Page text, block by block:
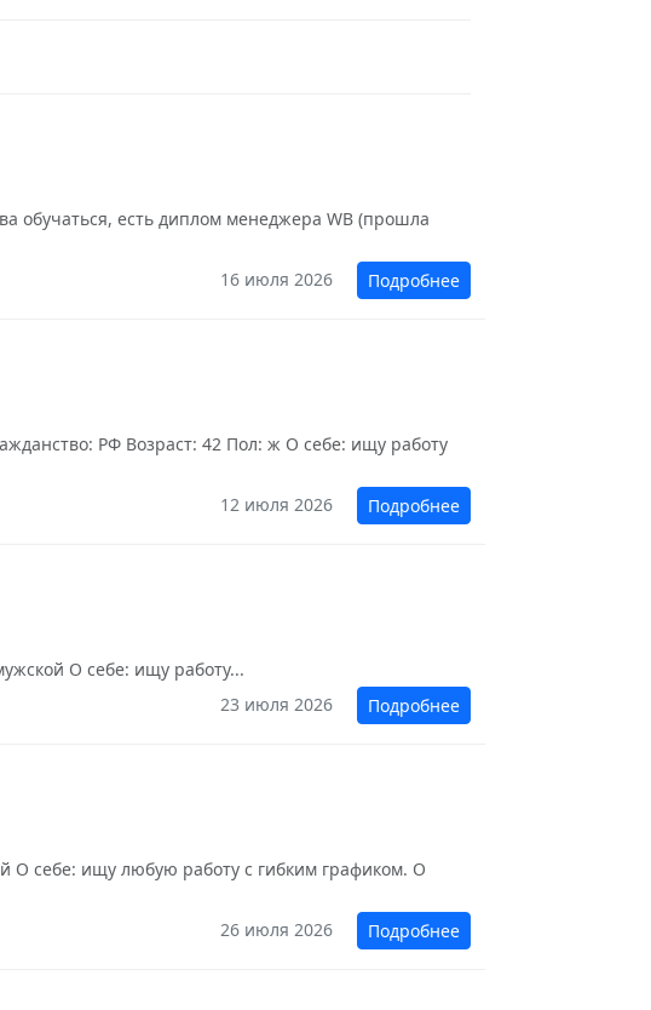
обучаться, есть диплом менеджера WB (прошла
16 июля 2026
Подробнее
РФ Возраст: 42 Пол: ж О себе: ищу работу
12 июля 2026
Подробнее
О себе: ищу работу...
23 июля 2026
Подробнее
О себе: ищу любую работу с гибким графиком. О
26 июля 2026
Подробнее